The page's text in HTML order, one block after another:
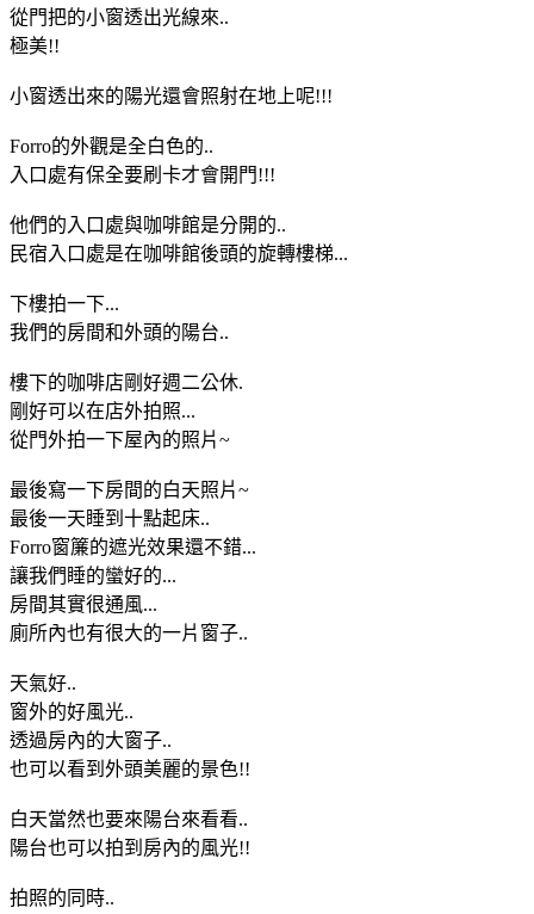
從門把的小窗透出光線來..
極美!!
小窗透出來的陽光還會照射在地上呢!!!
Forro的外觀是全白色的..
入口處有保全要刷卡才會開門!!!
他們的入口處與咖啡館是分開的..
民宿入口處是在咖啡館後頭的旋轉樓梯...
下樓拍一下...
我們的房間和外頭的陽台..
樓下的咖啡店剛好週二公休.
剛好可以在店外拍照...
從門外拍一下屋內的照片~
最後寫一下房間的白天照片~
最後一天睡到十點起床..
Forro窗簾的遮光效果還不錯...
讓我們睡的蠻好的...
房間其實很通風...
廁所內也有很大的一片窗子..
天氣好..
窗外的好風光..
透過房內的大窗子..
也可以看到外頭美麗的景色!!
白天當然也要來陽台來看看..
陽台也可以拍到房內的風光!!
拍照的同時..